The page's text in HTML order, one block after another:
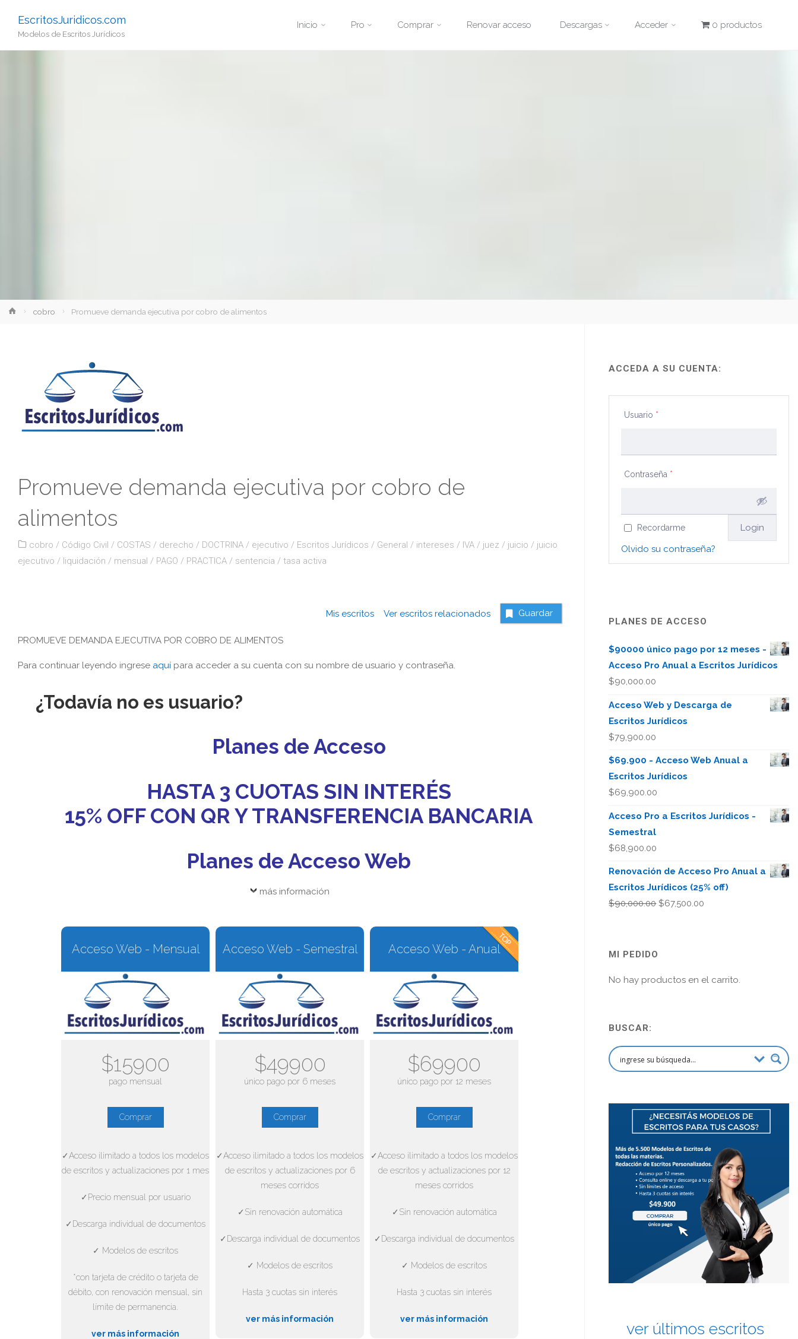
EscritosJuridicos.com
Modelos de Escritos Jurídicos
Inicio Pro Comprar Renovar acceso Descargas Acceder 0 productos
Iniciocobro Promueve demanda ejecutiva por cobro de alimentos
Promueve demanda ejecutiva por cobro de
alimentos
cobro / Código Civil / COSTAS / derecho / DOCTRINA / ejecutivo / Escritos Jurídicos / General / intereses / IVA / juez / juicio / juicio
ejecutivo / liquidación / mensual / PAGO / PRACTICA / sentencia / tasa activa
Mis escritosVer escritos relacionados Guardar
PROMUEVE DEMANDA EJECUTIVA POR COBRO DE ALIMENTOS
Para continuar leyendo ingrese aquí para acceder a su cuenta con su nombre de usuario y contraseña.
¿Todavía no es usuario?
Planes de Acceso
HASTA 3 CUOTAS SIN INTERÉS
15% OFF CON QR Y TRANSFERENCIA BANCARIA
Planes de Acceso Web
más información
Acceso Web - Mensual
$15900
pago mensual
Comprar
✓Acceso ilimitado a todos los modelos
de escritos y actualizaciones por 1 mes
✓Precio mensual por usuario
✓Descarga individual de documentos
✓ Modelos de escritos
*con tarjeta de crédito o tarjeta de
débito, con renovación mensual, sin
límite de permanencia.
ver más información
Acceso Web - Semestral
$49900
único pago por 6 meses
Comprar
✓Acceso ilimitado a todos los modelos
de escritos y actualizaciones por 6
meses corridos
✓Sin renovación automática
✓Descarga individual de documentos
✓ Modelos de escritos
Hasta 3 cuotas sin interés
ver más información
Acceso Web - Anual
$69900
único pago por 12 meses
Comprar
✓Acceso ilimitado a todos los modelos
de escritos y actualizaciones por 12
meses corridos
✓Sin renovación automática
✓Descarga individual de documentos
✓ Modelos de escritos
Hasta 3 cuotas sin interés
ver más información
ACCEDA A SU CUENTA:
Usuario *
Contraseña *
Recordarme
Olvido su contraseña?
PLANES DE ACCESO
$90000 único pago por 12 meses -
Acceso Pro Anual a Escritos Jurídicos
$90,000.00
Acceso Web y Descarga de
Escritos Jurídicos
$79,900.00
$69.900 - Acceso Web Anual a
Escritos Jurídicos
$69,900.00
Acceso Pro a Escritos Jurídicos -
Semestral
$68,900.00
Renovación de Acceso Pro Anual a
Escritos Jurídicos (25% off)
$90,000.00 El
$67,500.00
MI PEDIDO
No hay productos en el carrito.
BUSCAR:
ver últimos escritos